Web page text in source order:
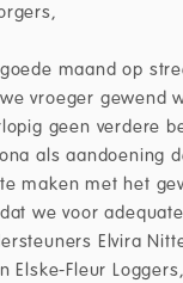
maand op
vroeger gewend
geen verdere
als aandoening
maken met het
we voor
Elvira
Elske-Fleur